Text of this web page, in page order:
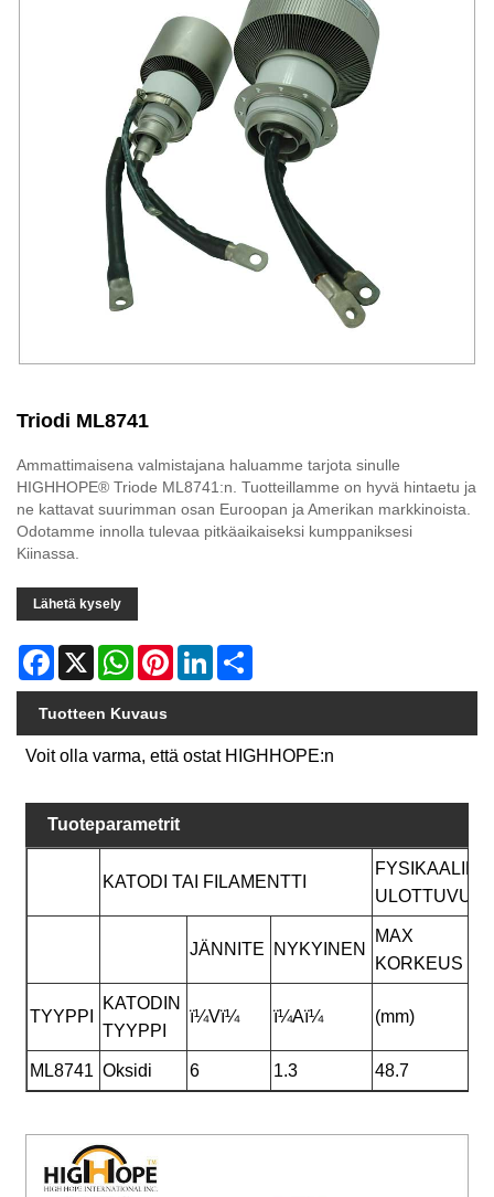
Triodi ML8741
Ammattimaisena valmistajana haluamme tarjota sinulle
HIGHHOPE® Triode ML8741:n. Tuotteillamme on hyvä hintaetu ja
ne kattavat suurimman osan Euroopan ja Amerikan markkinoista.
Odotamme innolla tulevaa pitkäaikaiseksi kumppaniksesi
Kiinassa.
Lähetä kysely
Facebook
X WhatsAppPinterestLinkedIn
Tuotteen Kuvaus
Voit olla varma, että ostat HIGHHOPE:n
Tuoteparametrit
KATODI TAI FILAMENTTI
JÄNNITE NYKYINEN
MAX
KORKEUS
TYYPPI
KATODIN
TYYPPI
ï¼Vï¼ ï¼Aï¼ (mm)
ML8741 Oksidi 6 1.3 48.7